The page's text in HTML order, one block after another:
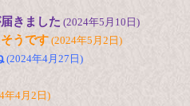
きました (2024年5月10日)
うです (2024年5月2日)
(2024年4月27日)
年4月2日)